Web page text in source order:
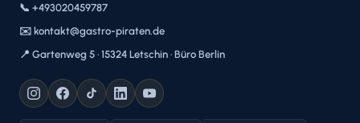
📞 +493020459787
✉️ kontakt@gastro-piraten.de
📍 Gartenweg 5 · 15324 Letschin · Büro Berlin